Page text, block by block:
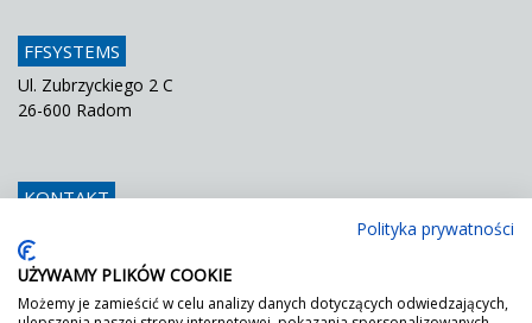
FFSYSTEMS
Ul. Zubrzyckiego 2 C
26-600 Radom
KONTAKT
Fax
E mail
info@ffsystems.pl
Polityka prywatności
UŻYWAMY PLIKÓW COOKIE
Możemy je zamieścić w celu analizy danych dotyczących odwiedzających,